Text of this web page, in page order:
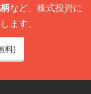
など、株式投資に
ます。
料)